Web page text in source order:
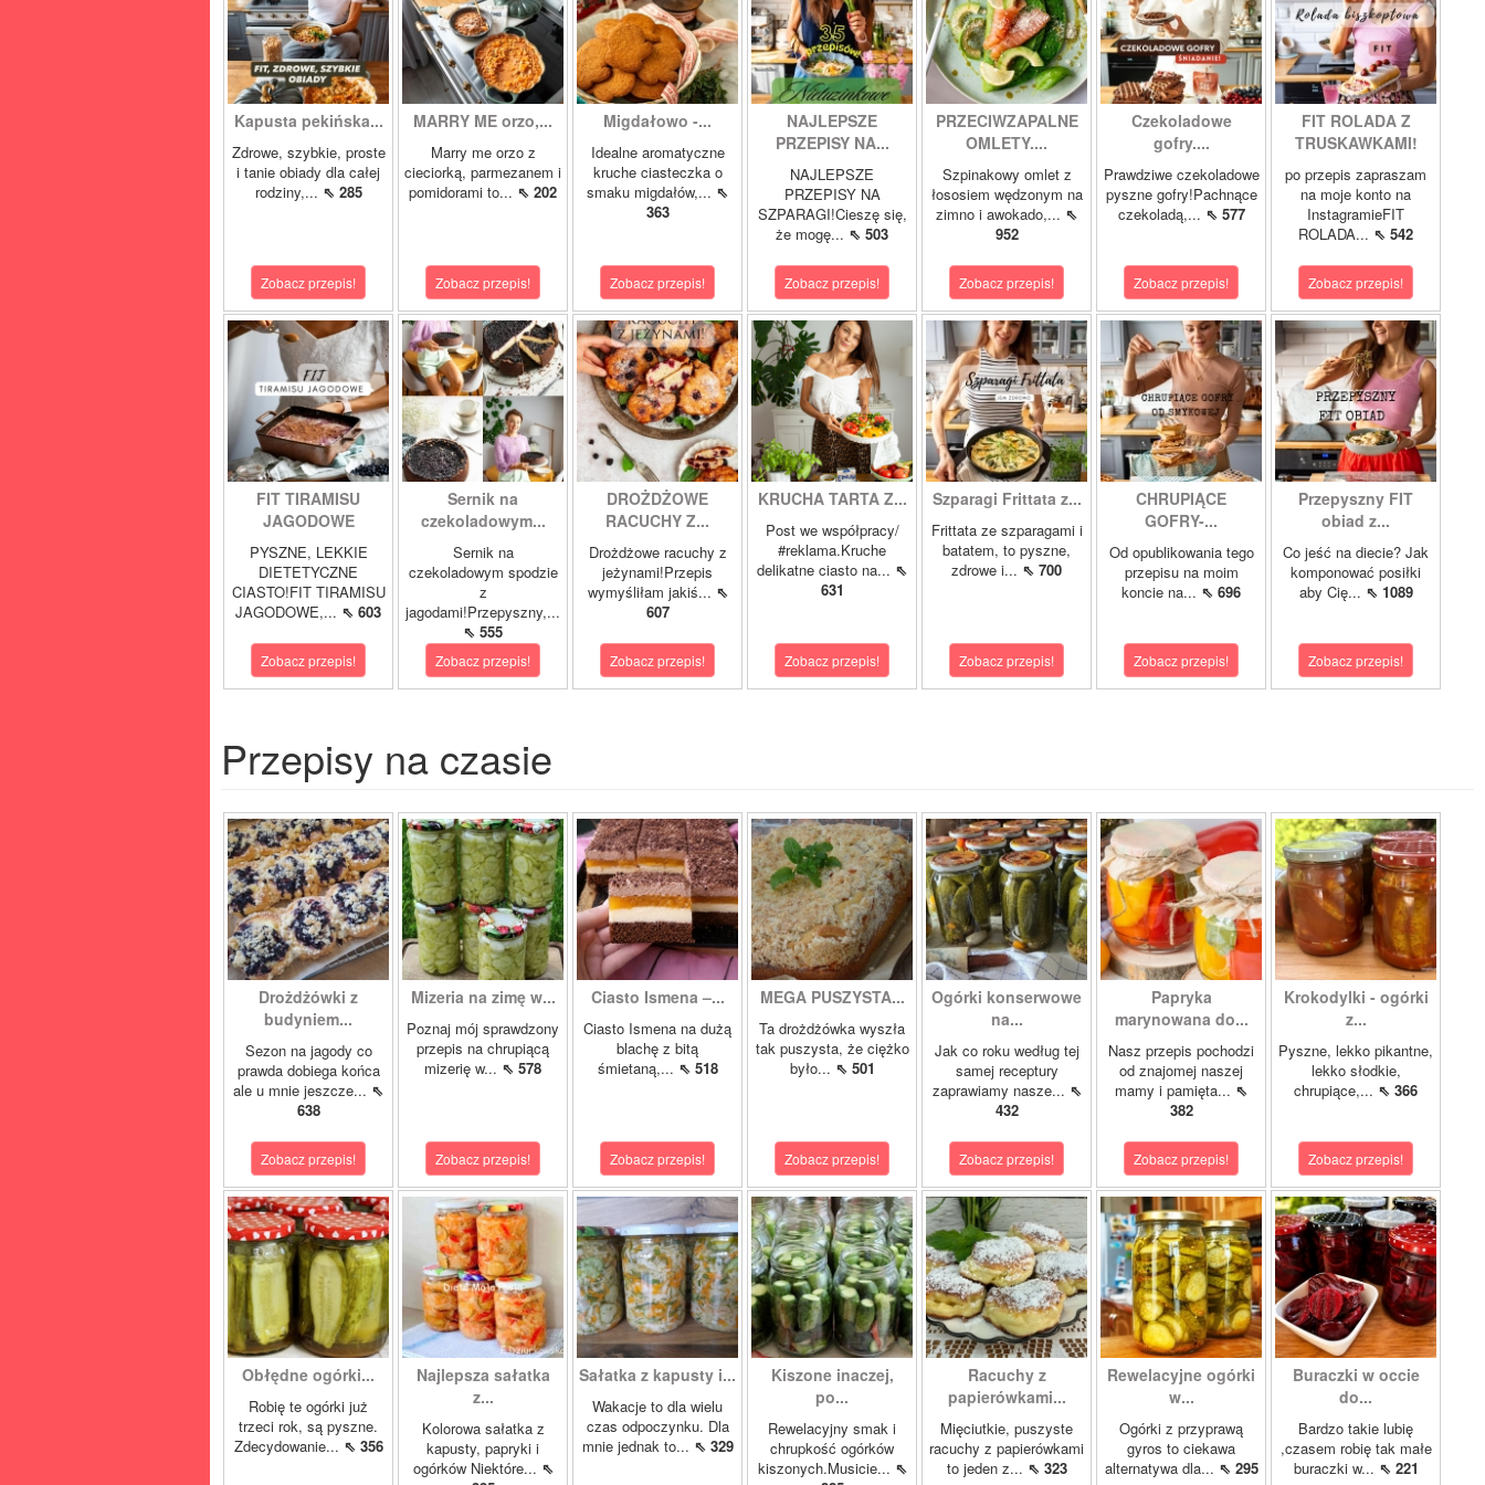
Kapusta pekińska...
Zdrowe, szybkie, proste
i tanie obiady dla całej
rodziny,... ⇖ 285
Zobacz przepis!
MARRY ME orzo,...
Marry me orzo z
cieciorką, parmezanem i
pomidorami to... ⇖ 202
Zobacz przepis!
Migdałowo -...
Idealne aromatyczne
kruche ciasteczka o
smaku migdałów,... ⇖
363
Zobacz przepis!
NAJLEPSZE
PRZEPISY NA...
NAJLEPSZE
PRZEPISY NA
SZPARAGI!Cieszę się,
że mogę... ⇖ 503
Zobacz przepis!
PRZECIWZAPALNE
OMLETY....
Szpinakowy omlet z
łososiem wędzonym na
zimno i awokado,... ⇖
952
Zobacz przepis!
Czekoladowe
gofry....
Prawdziwe czekoladowe
pyszne gofry!Pachnące
czekoladą,... ⇖ 577
Zobacz przepis!
FIT ROLADA Z
TRUSKAWKAMI!
po przepis zapraszam
na moje konto na
InstagramieFIT
ROLADA... ⇖ 542
Zobacz przepis!
FIT TIRAMISU
JAGODOWE
PYSZNE, LEKKIE
DIETETYCZNE
CIASTO!FIT TIRAMISU
JAGODOWE,... ⇖ 603
Zobacz przepis!
Sernik na
czekoladowym...
Sernik na
czekoladowym spodzie
z
jagodami!Przepyszny,...
⇖ 555
Zobacz przepis!
DROŻDŻOWE
RACUCHY Z...
Drożdżowe racuchy z
jeżynami!Przepis
wymyśliłam jakiś... ⇖
607
Zobacz przepis!
KRUCHA TARTA Z...
Post we współpracy/
#reklama.Kruche
delikatne ciasto na... ⇖
631
Zobacz przepis!
Szparagi Frittata z...
Frittata ze szparagami i
batatem, to pyszne,
zdrowe i... ⇖ 700
Zobacz przepis!
CHRUPIĄCE
GOFRY-...
Od opublikowania tego
przepisu na moim
koncie na... ⇖ 696
Zobacz przepis!
Przepyszny FIT
obiad z...
Co jeść na diecie? Jak
komponować posiłki
aby Cię... ⇖ 1089
Zobacz przepis!
Przepisy na czasie
Drożdżówki z
budyniem...
Sezon na jagody co
prawda dobiega końca
ale u mnie jeszcze... ⇖
638
Zobacz przepis!
Mizeria na zimę w...
Poznaj mój sprawdzony
przepis na chrupiącą
mizerię w... ⇖ 578
Zobacz przepis!
Ciasto Ismena –...
Ciasto Ismena na dużą
blachę z bitą
śmietaną,... ⇖ 518
Zobacz przepis!
MEGA PUSZYSTA...
Ta drożdżówka wyszła
tak puszysta, że ciężko
było... ⇖ 501
Zobacz przepis!
Ogórki konserwowe
na...
Jak co roku według tej
samej receptury
zaprawiamy nasze... ⇖
432
Zobacz przepis!
Papryka
marynowana do...
Nasz przepis pochodzi
od znajomej naszej
mamy i pamięta... ⇖
382
Zobacz przepis!
Krokodylki - ogórki
z...
Pyszne, lekko pikantne,
lekko słodkie,
chrupiące,... ⇖ 366
Zobacz przepis!
Obłędne ogórki...
Robię te ogórki już
trzeci rok, są pyszne.
Zdecydowanie... ⇖ 356
Najlepsza sałatka
z...
Kolorowa sałatka z
kapusty, papryki i
ogórków Niektóre... ⇖
Sałatka z kapusty i...
Wakacje to dla wielu
czas odpoczynku. Dla
mnie jednak to... ⇖ 329
Kiszone inaczej,
po...
Rewelacyjny smak i
chrupkość ogórków
kiszonych.Musicie... ⇖
Racuchy z
papierówkami...
Mięciutkie, puszyste
racuchy z papierówkami
to jeden z... ⇖ 323
Rewelacyjne ogórki
w...
Ogórki z przyprawą
gyros to ciekawa
alternatywa dla... ⇖ 295
Buraczki w occie
do...
Bardzo takie lubię
,czasem robię tak małe
buraczki w... ⇖ 221